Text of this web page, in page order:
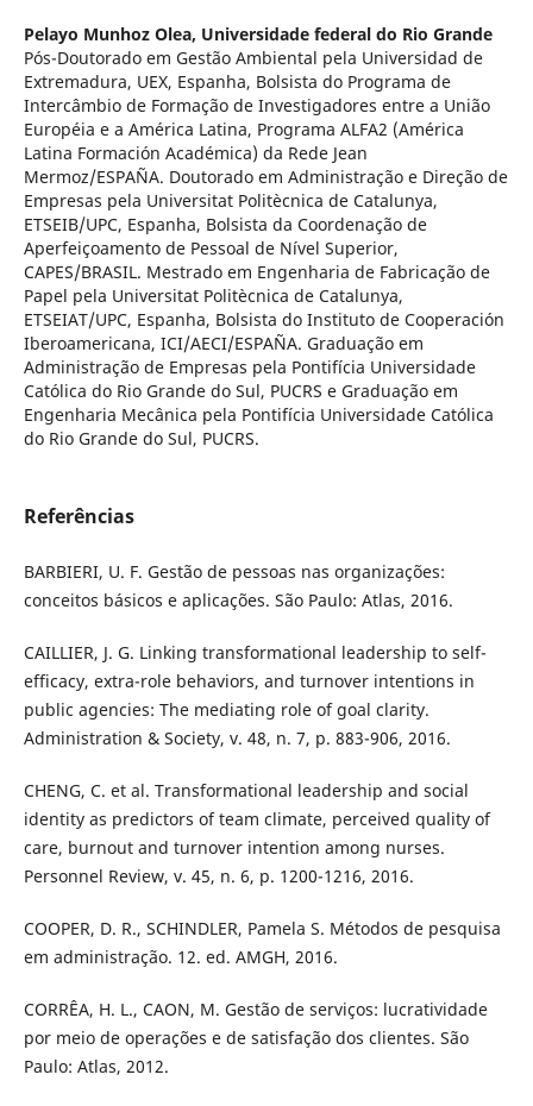
Pelayo Munhoz Olea, Universidade federal do Rio Grande
Pós-Doutorado em Gestão Ambiental pela Universidad de
Extremadura, UEX, Espanha, Bolsista do Programa de
Intercâmbio de Formação de Investigadores entre a União
Européia e a América Latina, Programa ALFA2 (América
Latina Formación Académica) da Rede Jean
Mermoz/ESPAÑA. Doutorado em Administração e Direção de
Empresas pela Universitat Politècnica de Catalunya,
ETSEIB/UPC, Espanha, Bolsista da Coordenação de
Aperfeiçoamento de Pessoal de Nível Superior,
CAPES/BRASIL. Mestrado em Engenharia de Fabricação de
Papel pela Universitat Politècnica de Catalunya,
ETSEIAT/UPC, Espanha, Bolsista do Instituto de Cooperación
Iberoamericana, ICI/AECI/ESPAÑA. Graduação em
Administração de Empresas pela Pontifícia Universidade
Católica do Rio Grande do Sul, PUCRS e Graduação em
Engenharia Mecânica pela Pontifícia Universidade Católica
do Rio Grande do Sul, PUCRS.
Referências
BARBIERI, U. F. Gestão de pessoas nas organizações:
conceitos básicos e aplicações. São Paulo: Atlas, 2016.
CAILLIER, J. G. Linking transformational leadership to self-
efficacy, extra-role behaviors, and turnover intentions in
public agencies: The mediating role of goal clarity.
Administration & Society, v. 48, n. 7, p. 883-906, 2016.
CHENG, C. et al. Transformational leadership and social
identity as predictors of team climate, perceived quality of
care, burnout and turnover intention among nurses.
Personnel Review, v. 45, n. 6, p. 1200-1216, 2016.
COOPER, D. R., SCHINDLER, Pamela S. Métodos de pesquisa
em administração. 12. ed. AMGH, 2016.
CORRÊA, H. L., CAON, M. Gestão de serviços: lucratividade
por meio de operações e de satisfação dos clientes. São
Paulo: Atlas, 2012.